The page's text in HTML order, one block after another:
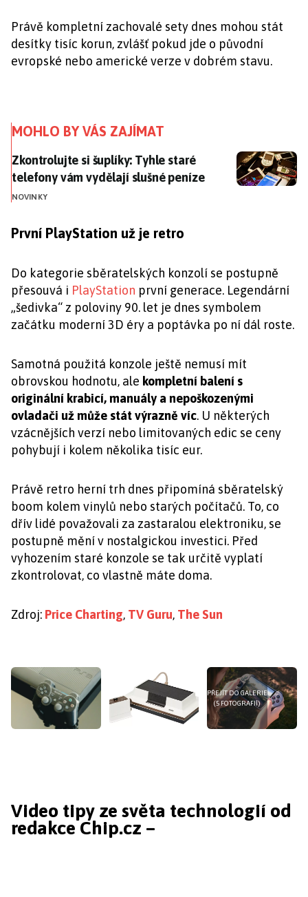
Právě kompletní zachovalé sety dnes mohou stát
desítky tisíc korun, zvlášť pokud jde o původní
evropské nebo americké verze v dobrém stavu.
MOHLO BY VÁS ZAJÍMAT
Zkontrolujte si šuplíky: Tyhle staré telefony vám
Zkontrolujte si šuplíky: Tyhle staré
telefony vám vydělají slušné peníze
NOVINKY
První PlayStation už je retro
Do kategorie sběratelských konzolí se postupně
přesouvá i PlayStation první generace. Legendární
„šedivka“ z poloviny 90. let je dnes symbolem
začátku moderní 3D éry a poptávka po ní dál roste.
Samotná použitá konzole ještě nemusí mít
obrovskou hodnotu, ale kompletní balení s
originální krabicí, manuály a nepoškozenými
ovladači už může stát výrazně víc. U některých
vzácnějších verzí nebo limitovaných edic se ceny
pohybují i kolem několika tisíc eur.
Právě retro herní trh dnes připomíná sběratelský
boom kolem vinylů nebo starých počítačů. To, co
dřív lidé považovali za zastaralou elektroniku, se
postupně mění v nostalgickou investici. Před
vyhozením staré konzole se tak určitě vyplatí
zkontrolovat, co vlastně máte doma.
Zdroj: Price Charting, TV Guru, The Sun
PŘEJÍT DO GALERIE
(5 FOTOGRAFIÍ)
Video tipy ze světa technologií od
redakce Chip.cz –